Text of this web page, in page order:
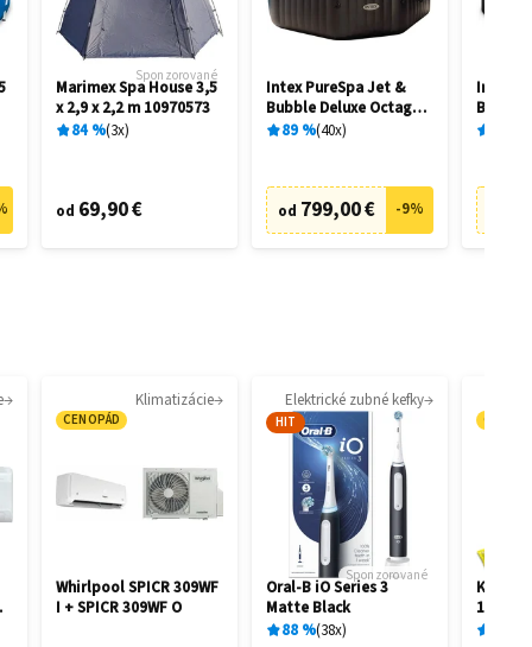
Sponzorované
Marimex Spa House 3,5
x 2,9 x 2,2 m 10970573
84% 3x
od 69,90 €
Intex PureSpa Jet &
Bubble Deluxe Octagon
28462
89 % 40x
od 799,00 € -9%
Intex
Bubble
28458
Klimatizácie
CENOPÁD
Whirlpool SPICR 309WF
I + SPICR 309WF O
Elektrické zubné kefky
HIT
Sponzorované
Oral-B iO Series 3
Matte Black
88 % 38x
1.081-